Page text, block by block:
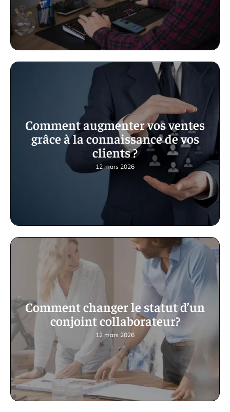
Comment augmenter vos ventes
grâce à la connaissance de vos
clients ?
12 mars 2026
Comment changer le statut d’un
conjoint collaborateur?
12 mars 2026